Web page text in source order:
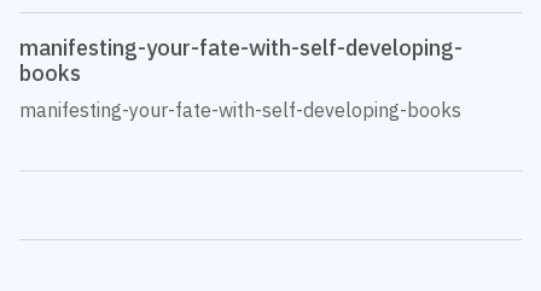
manifesting-your-fate-with-self-developing-
books
manifesting-your-fate-with-self-developing-books